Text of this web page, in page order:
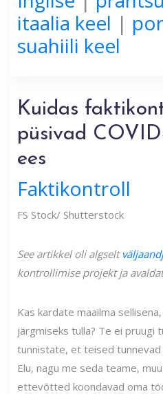
itaalia keel |
suahiili keel
Kuidas
püsivad
ees
Faktikontroll
FS Stock/ Shutterstock
See artikkel oli algselt
kontrollimise projekt ja
Kas kardate maailma
järgmiseks tulla? Te ei pruugi
tunnistate, et teised
Elu, nagu me seda teame,
ettevõtted koondavad oma